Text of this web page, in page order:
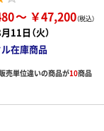
￥47,200
11日（火）
在庫商品
売単位違いの商品が10商品